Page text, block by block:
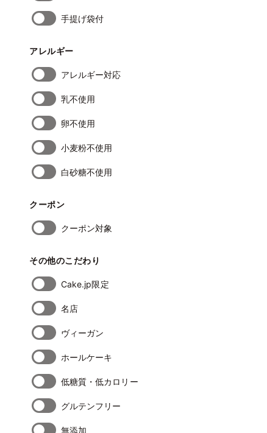
手提げ袋付
アレルギー
アレルギー対応
乳不使用
卵不使用
小麦粉不使用
白砂糖不使用
クーポン
クーポン対象
その他のこだわり
Cake.jp限定
名店
ヴィーガン
ホールケーキ
低糖質・低カロリー
グルテンフリー
無添加